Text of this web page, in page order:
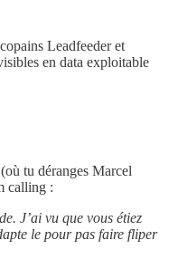
Leadfeeder et
en data exploitable
tu déranges Marcel
calling :
J’ai vu que vous étiez
le pour pas faire fliper